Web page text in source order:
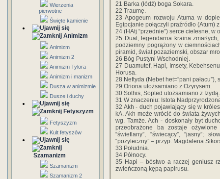
Wierzenia
pierwotne
Święte kamienie
Animizm
Animizm
Animizm 2
Animizm Tylora
Animizm i manizm
Dusza w animizmie
Dusze i duchy
Fetyszyzm
Fetyszyzm
Kult fetyszów
Szamanizm
Szamanizm
Szamanizm 2
21 Barka (łódź) boga Sokara.
22 Traumę.
23 Apogeum rozwoju Atuma w
Egipcjanie połączyli praźródło (Atum)
24 (HAtj “przednie”) serce cielesne, w
25 Duat, legendarna kraina
podziemny pogrążony w
piramid, świat pozaziemski, obszar
26 Bóg Pustyni Wschodniej.
27 Duamutef, Hapi, Imsety,
Horusa.
28 Neftyda (Nebet het=”pani pałacu”),
29 Oriona utożsamiano z Ozyrysem.
30 Sothis, Sopted utożsamiano z Izydą.
31 W znaczeniu: Istota
32 Akh - duch pojawiający się w
kA. Akh może wrócić do świata
wg. Tamże. Ach - doskonały byt
przeobrażone ba zostaje
“świetlany”, “świecący”, “jasny”;
“pożyteczny” – przyp. Magdalena
33 Południa.
34 Północy.
35 Hapi – bóstwo a raczej geniusz
zwieńczoną kępą papirusu.